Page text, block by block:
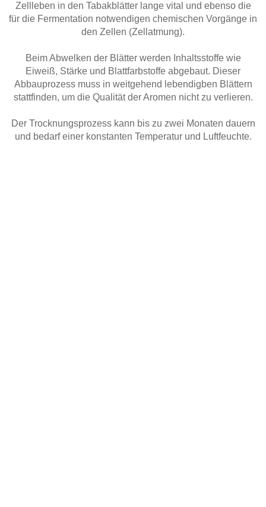
Zellleben in den Tabakblätter lange vital und ebenso die
für die Fermentation notwendigen chemischen Vorgänge in
den Zellen (Zellatmung).
Beim Abwelken der Blätter werden Inhaltsstoffe wie
Eiweiß, Stärke und Blattfarbstoffe abgebaut. Dieser
Abbauprozess muss in weitgehend lebendigben Blättern
stattfinden, um die Qualität der Aromen nicht zu verlieren.
Der Trocknungsprozess kann bis zu zwei Monaten dauern
und bedarfeiner konstanten Temperatur und Luftfeuchte.